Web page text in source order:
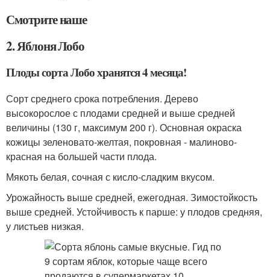
Смотрите наше
2. Яблоня Лобо
Плоды сорта Лобо хранятся 4 месяца!
Сорт среднего срока потребления. Дерево
высокорослое с плодами средней и выше средней
величины (130 г, максимум 200 г). Основная окраска
кожицы зеленовато-желтая, покровная - малиново-
красная на большей части плода.
Мякоть белая, сочная с кисло-сладким вкусом.
Урожайность выше средней, ежегодная. Зимостойкость
выше средней. Устойчивость к парше: у плодов средняя,
у листьев низкая.